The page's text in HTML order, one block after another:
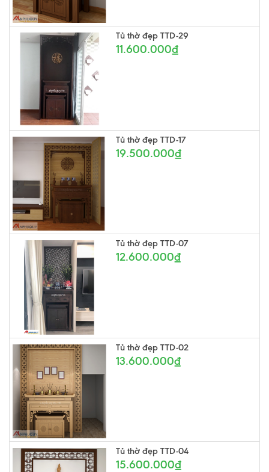
Tủ thờ đẹp TTD-29
11.600.000₫
Tủ thờ đẹp TTD-17
19.500.000₫
Tủ thờ đẹp TTD-07
12.600.000₫
Tủ thờ đẹp TTD-02
13.600.000₫
Tủ thờ đẹp TTD-04
15.600.000₫